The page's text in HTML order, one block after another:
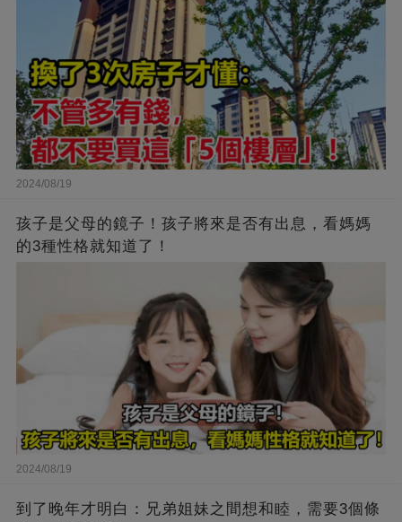
2024/08/19
孩子是父母的鏡子！孩子將來是否有出息，看媽媽
的3種性格就知道了！
2024/08/19
到了晚年才明白：兄弟姐妹之間想和睦，需要3個條